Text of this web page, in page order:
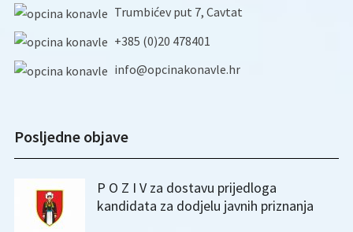
Trumbićev put 7, Cavtat
+385 (0)20 478401
info@opcinakonavle.hr
Posljedne objave
P O Z I V za dostavu prijedloga
kandidata za dodjelu javnih priznanja